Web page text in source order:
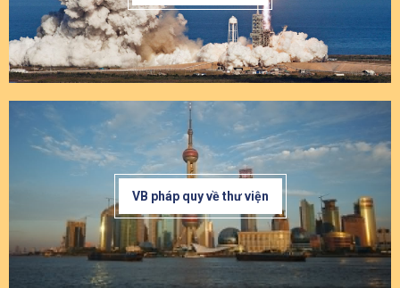
VB pháp quy về thư viện